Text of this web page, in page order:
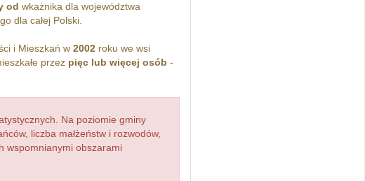
od wkażnika dla województwa
dla całej Polski.
i Mieszkań w 2002roku we wsi
przez pięc lub więcej osób -
Na poziomie gminy
liczba małżeństw i rozwodów,
wspomnianymi obszarami